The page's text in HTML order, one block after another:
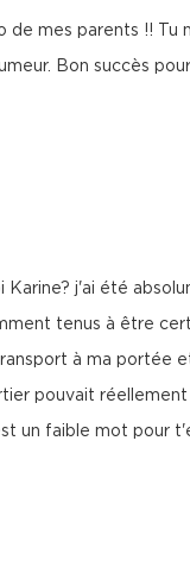
de mes parents !!
Bon succès
j'ai été
tenus à être
à ma portée
pouvait
un faible mot pour